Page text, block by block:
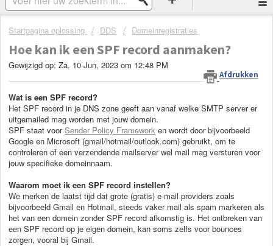
Startpagina oplossing DDS Domeinregistraties
Hoe kan ik een SPF record aanmaken?
Afdrukken
Gewijzigd op: Za, 10 Jun, 2023 om 12:48 PM
Wat is een SPF record?
Het SPF record in je DNS zone geeft aan vanaf welke SMTP server er
uitgemailed mag worden met jouw domein.
SPF staat voorSender Policy Framework en wordt door bijvoorbeeld
Google en Microsoft (gmail/hotmail/outlook.com) gebruikt, om te
controleren of een verzendende mailserver wel mail mag versturen voor
jouw specifieke domeinnaam.
Waarom moet ik een SPF record instellen?
We merken de laatst tijd dat grote (gratis) e-mail providers zoals
bijvoorbeeld Gmail en Hotmail, steeds vaker mail als spam markeren als
het van een domein zonder SPF record afkomstig is. Het ontbreken van
een SPF record op je eigen domein, kan soms zelfs voor bounces
zorgen, vooral bij Gmail.